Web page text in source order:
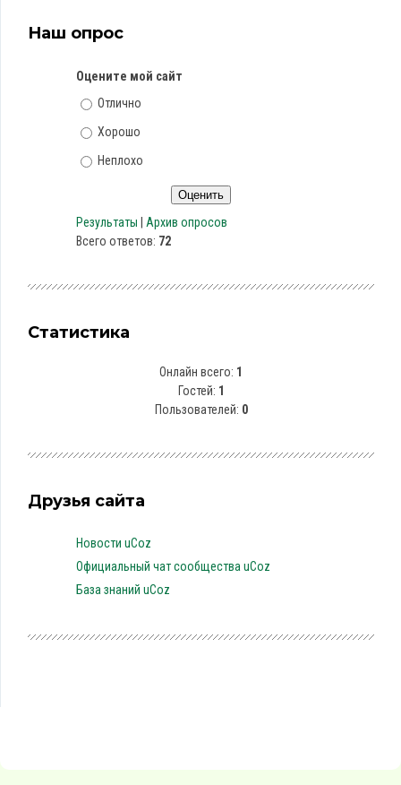
Наш опрос
Оцените мой сайт
Отлично
Хорошо
Неплохо
Результаты
Архив опросов
Всего ответов: 72
Статистика
Онлайн всего: 1
Гостей: 1
Пользователей: 0
Друзья сайта
Новости uCoz
Официальный чат сообщества uCoz
База знаний uCoz